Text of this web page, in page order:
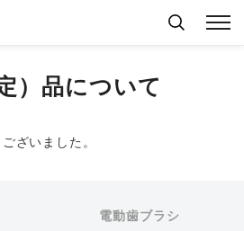
）品について
ざいました。
電動歯ブラシ